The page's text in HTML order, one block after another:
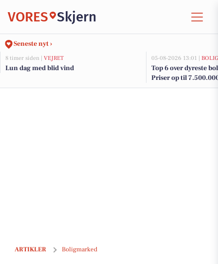
VORES Skjern
Seneste nyt ›
8 timer siden | VEJRET
Lun dag med blid vind
05-08-2026 13:01 |
Top 6 over dyreste
Priser op til
ARTIKLER Boligmarked
Mågevej 7 og 2 andre boliger er kommet til salg denne uge i Skjern -